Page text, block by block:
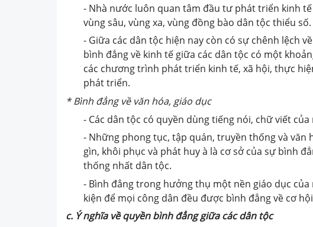
- Nhà nước luôn quan tâm đầu tư phát triển kinh
vùng sâu, vùng xa, vùng đồng bào dân tộc thiểu số.
- Giữa các dân tộc hiện nay còn có sự chênh lệch
bình đẳng về kinh tế giữa các dân tộc có một
các chương trình phát triển kinh tế, xã hội, thực
phát triển.
*Bình đẳng về văn hóa, giáo dục
- Các dân tộc có quyền dùng tiếng nói, chữ viết của
- Những phong tục, tập quán, truyền thống và
gìn, khôi phục và phát huy à là cơ sở của sự bình
thống nhất dân tộc.
- Bình đẳng trong hưởng thụ một nền giáo dục
kiện để mọi công dân đều được bình đẳng về cơ
c. Ý nghĩa về quyền bình đẳng giữa các dân tộc